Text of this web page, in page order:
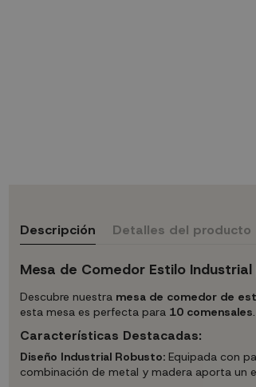
Descripción Detalles del producto
Mesa de Comedor Estilo
Descubre nuestra mesa de comedor de
esta mesa es perfecta para 10 comensales
Características Destacadas:
Diseño Industrial Robusto:Equipada con
combinación de metal y madera aporta un